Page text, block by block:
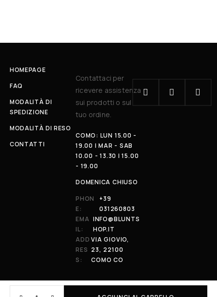
HOMEPAGE
FAQ
MODALITÀ DI
SPEDIZIONE
MODALITÀ DI RESO
CONTATTI
Contattaci per
ricevere assistenza
sui prodotti o sul
tuo ordine.
COMO: LUN 15.00 -
19.00 | MAR - SAB
10.00 - 13.30 | 15.00
- 19.00
DOMENICA CHIUSO
PHON
E:
+39
031260803
EMA
IL:
INFO@BLUNTS
HOP.IT
ADD
RES
S:
VIA GIOVIO,
23, 22100
COMO CO